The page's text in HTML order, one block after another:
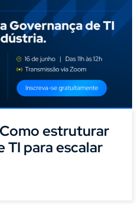
Como estruturar
TI para escalar